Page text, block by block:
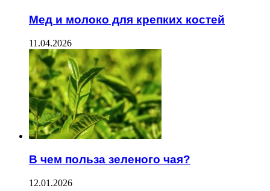
Мед и молоко для крепких костей
11.04.2026
В чем польза зеленого чая?
12.01.2026